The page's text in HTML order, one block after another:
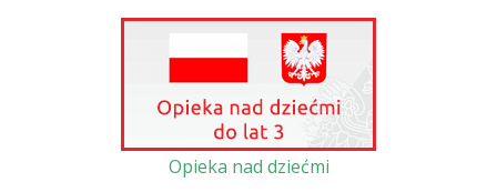
Opieka nad dziećmi